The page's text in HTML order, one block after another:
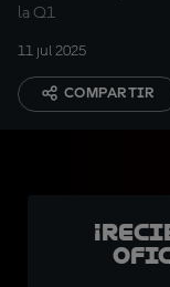
la Q1
11 jul 2025
COMPARTIR